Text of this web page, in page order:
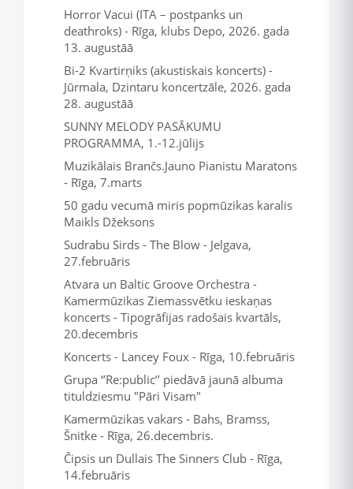
Horror Vacui (ITA – postpanks un
deathroks) - Rīga, klubs Depo, 2026. gada
13. augustāā
Bi-2 Kvartirņiks (akustiskais koncerts) -
Jūrmala, Dzintaru koncertzāle, 2026. gada
28. augustāā
SUNNY MELODY PASĀKUMU
PROGRAMMA, 1.-12.jūlijs
Muzikālais Brančs.Jauno Pianistu Maratons
- Rīga, 7.marts
50 gadu vecumā miris popmūzikas karalis
Maikls Džeksons
Sudrabu Sirds - The Blow - Jelgava,
27.februāris
Atvara un Baltic Groove Orchestra -
Kamermūzikas Ziemassvētku ieskaņas
koncerts - Tipogrāfijas radošais kvartāls,
20.decembris
Koncerts - Lancey Foux - Rīga, 10.februāris
Grupa ‘’Re:public’’ piedāvā jaunā albuma
tituldziesmu "Pāri Visam"
Kamermūzikas vakars - Bahs, Bramss,
Šnitke - Rīga, 26.decembris.
Čipsis un Dullais The Sinners Club - Rīga,
14.februāris